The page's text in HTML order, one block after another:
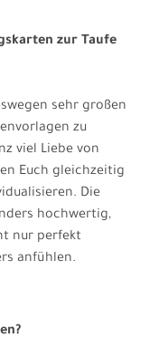
zur Taufe
sehr großen
zu
viel Liebe von
Euch gleichzeitig
Die
hochwertig,
nur perfekt
anfühlen.